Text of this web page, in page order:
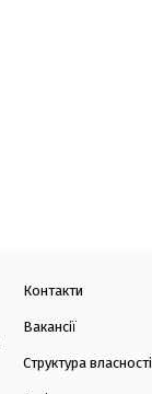
Контакти
Вакансії
Структура власності